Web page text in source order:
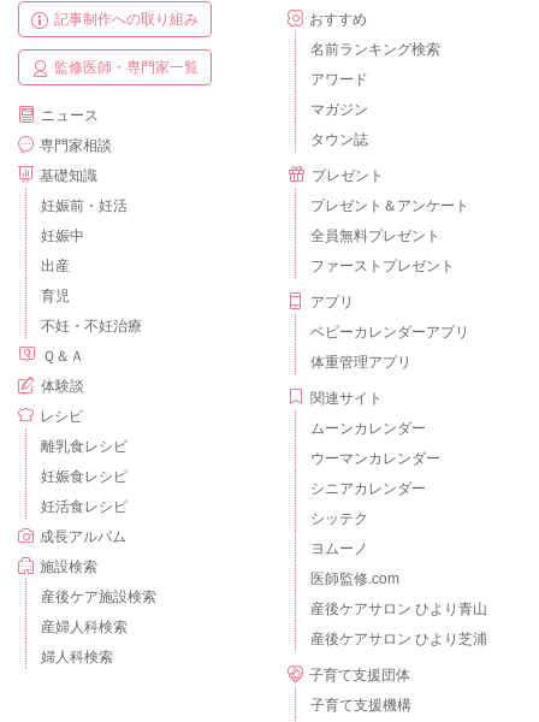
記事制作への取り組み
監修医師・専門家一覧
ニュース
専門家相談
基礎知識
妊娠前・妊活
妊娠中
出産
育児
不妊・不妊治療
Ｑ＆Ａ
体験談
レシピ
離乳食レシピ
妊娠食レシピ
妊活食レシピ
成長アルバム
施設検索
産後ケア施設検索
産婦人科検索
婦人科検索
おすすめ
名前ランキング検索
アワード
マガジン
タウン誌
プレゼント
プレゼント＆アンケート
全員無料プレゼント
ファーストプレゼント
アプリ
ベビーカレンダーアプリ
体重管理アプリ
関連サイト
ムーンカレンダー
ウーマンカレンダー
シニアカレンダー
シッテク
ヨムーノ
医師監修.com
産後ケアサロン ひより青山
産後ケアサロン ひより芝浦
子育て支援団体
子育て支援機構